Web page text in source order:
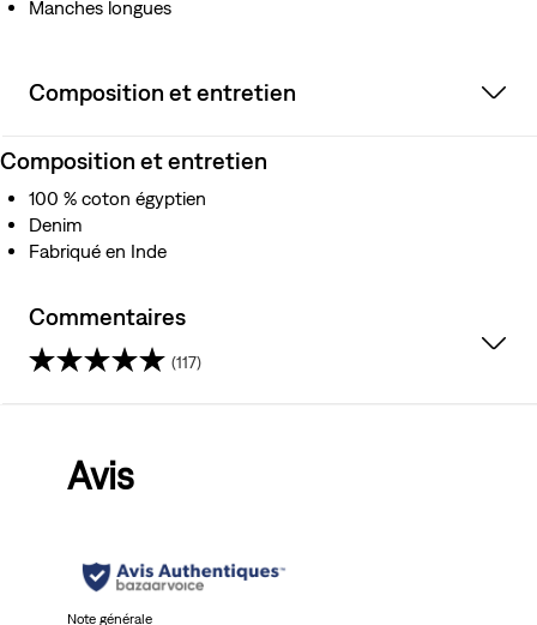
Manches longues
Composition et entretien
Composition et entretien
100 % coton égyptien
Denim
Fabriqué en Inde
Commentaires
(117)
Avis
Note générale